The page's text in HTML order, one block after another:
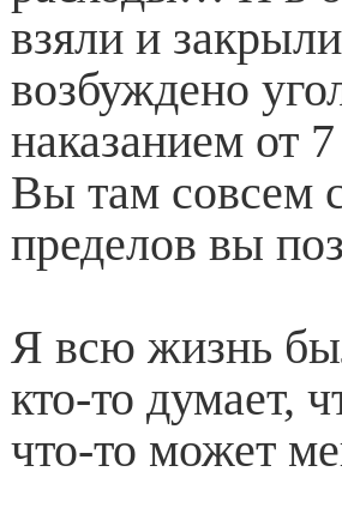
взяли и
возбуждено
наказанием от
Вы там совсем
пределов вы
Я всю жизнь
кто-то думает,
что-то может